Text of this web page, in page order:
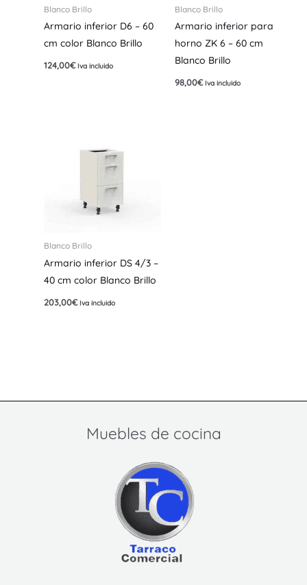
Blanco Brillo
Armario inferior D6 – 60
cm color Blanco Brillo
124,00€ Iva incluido
Blanco Brillo
Armario inferior para
horno ZK 6 – 60 cm
Blanco Brillo
98,00€ Iva incluido
Blanco Brillo
Armario inferior DS 4/3 –
40 cm color Blanco Brillo
203,00€ Iva incluido
Muebles de cocina